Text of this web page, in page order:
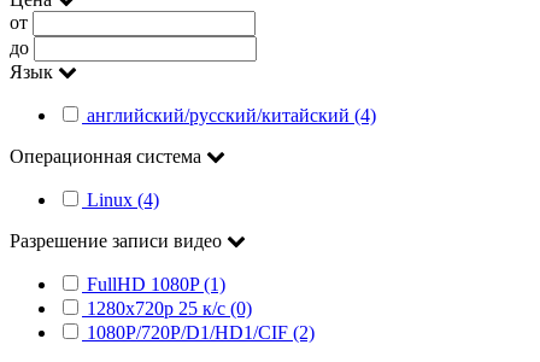
от
до
Язык
английский/русский/китайский (4)
Операционная система
Linux (4)
Разрешение записи видео
FullHD 1080P (1)
1280x720p 25 к/c (0)
1080P/720P/D1/HD1/CIF (2)